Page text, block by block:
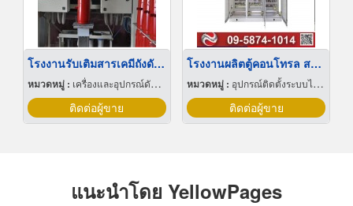
โรงงานรับเติมสารเคมีถังดับเพลิง
หมวดหมู่ : เครื่องและอุปกรณ์ดับเพลิง
ติดต่อผู้ขาย
โรงงานผลิตตู้คอนโทรล สมุทรปราการ
หมวดหมู่ : อุปกรณ์ติดตั้งระบบไฟฟ้า
ติดต่อผู้ขาย
แนะนำโดย YellowPages